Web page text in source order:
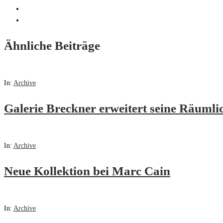
Ähnliche Beiträge
In: Archive
Galerie Breckner erweitert seine
In: Archive
Neue Kollektion bei Marc Cain
In: Archive